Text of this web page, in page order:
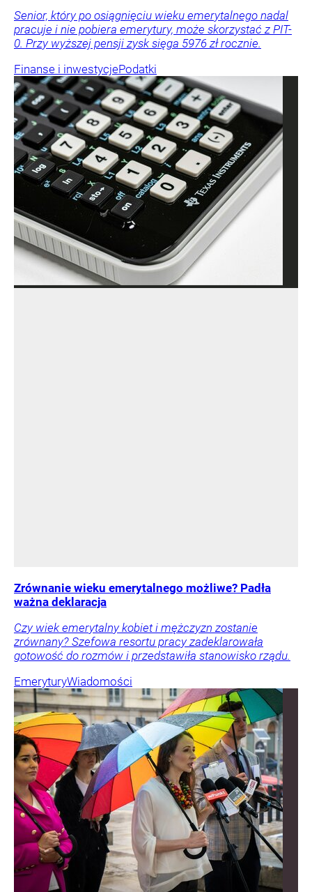
Senior, który po osiągnięciu wieku emerytalnego nadal
pracuje i nie pobiera emerytury, może skorzystać z PIT-
0. Przy wyższej pensji zysk sięga 5976 zł rocznie.
Finanse i inwestycjePodatki
Zrównanie wieku emerytalnego możliwe? Padła
ważna deklaracja
Czy wiek emerytalny kobiet i mężczyzn zostanie
zrównany? Szefowa resortu pracy zadeklarowała
gotowość do rozmów i przedstawiła stanowisko rządu.
EmeryturyWiadomości